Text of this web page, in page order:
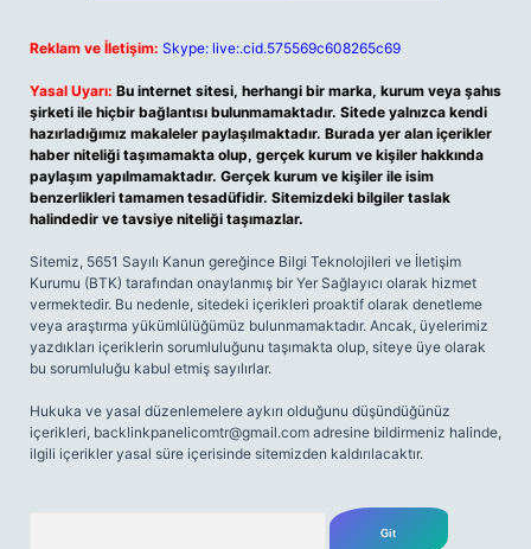
Reklam ve İletişim: Skype: live:.cid.575569c608265c69
Yasal Uyarı: Bu internet sitesi, herhangi bir marka, kurum veya şahıs
şirketi ile hiçbir bağlantısı bulunmamaktadır. Sitede yalnızca kendi
hazırladığımız makaleler paylaşılmaktadır. Burada yer alan içerikler
haber niteliği taşımamakta olup, gerçek kurum ve kişiler hakkında
paylaşım yapılmamaktadır. Gerçek kurum ve kişiler ile isim
benzerlikleri tamamen tesadüfidir. Sitemizdeki bilgiler taslak
halindedir ve tavsiye niteliği taşımazlar.
Sitemiz, 5651 Sayılı Kanun gereğince Bilgi Teknolojileri ve İletişim
Kurumu (BTK) tarafından onaylanmış bir Yer Sağlayıcı olarak hizmet
vermektedir. Bu nedenle, sitedeki içerikleri proaktif olarak denetleme
veya araştırma yükümlülüğümüz bulunmamaktadır. Ancak, üyelerimiz
yazdıkları içeriklerin sorumluluğunu taşımakta olup, siteye üye olarak
bu sorumluluğu kabul etmiş sayılırlar.
Hukuka ve yasal düzenlemelere aykırı olduğunu düşündüğünüz
içerikleri, backlinkpanelicomtr@gmail.com adresine bildirmeniz halinde,
ilgili içerikler yasal süre içerisinde sitemizden kaldırılacaktır.